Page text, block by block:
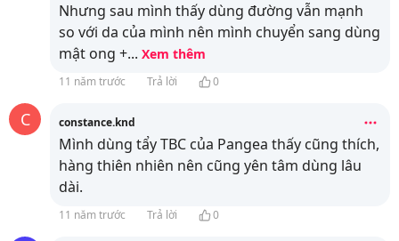
Nhưng sau mình thấy dùng đường vẫn mạnh
so với da của mình nên mình chuyển sang dùng
mật ong +... Xem thêm
11 năm trước Trả lời 0
C constance.knd
Mình dùng tẩy TBC của Pangea thấy cũng thích,
hàng thiên nhiên nên cũng yên tâm dùng lâu
dài.
11 năm trước Trả lời 0